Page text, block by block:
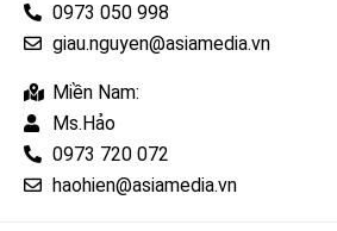
0973 050 998
giau.nguyen@asiamedia.vn
Miền Nam:
Ms.Hảo
0973 720 072
haohien@asiamedia.vn